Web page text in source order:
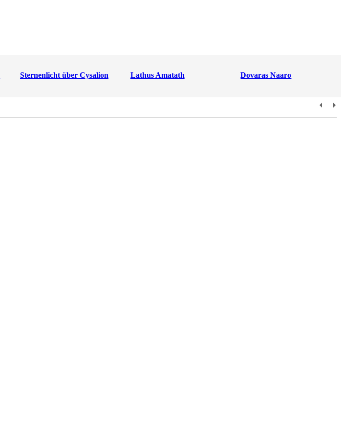
Sternenlicht über Cysalion Lathus Amatath Dovaras Naaro